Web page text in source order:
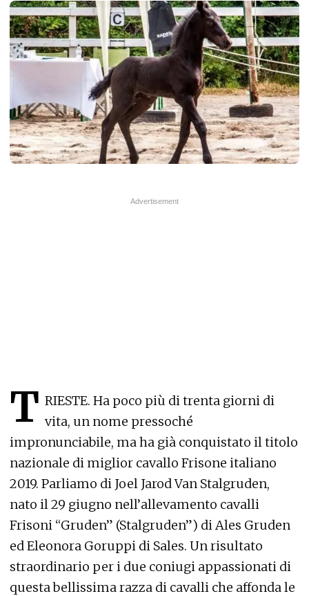
T RIESTE. Ha poco più di trenta giorni di
vita, un nome pressoché
impronunciabile, ma ha già conquistato il titolo
nazionale di miglior cavallo Frisone italiano
2019. Parliamo di Joel Jarod Van Stalgruden,
nato il 29 giugno nell’allevamento cavalli
Frisoni “Gruden” (Stalgruden”) di Ales Gruden
ed Eleonora Goruppi di Sales. Un risultato
straordinario per i due coniugi appassionati di
questa bellissima razza di cavalli che affonda le